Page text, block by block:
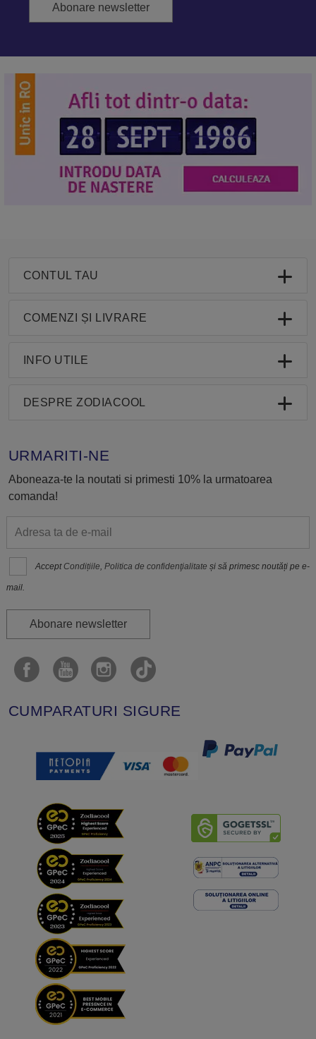
Abonare newsletter
CONTUL TAU
COMENZI ȘI LIVRARE
INFO UTILE
DESPRE ZODIACOOL
URMARITI-NE
Aboneaza-te la noutati si primesti 10% la urmatoarea
comanda!
Accept Condițiile,Politica de confidenţialitate și să primesc noutăți pe e-
mail.
Abonare newsletter
CUMPARATURI SIGURE